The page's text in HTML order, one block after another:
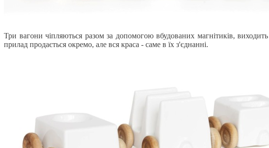
Три вагони чіпляються разом за допомогою вбудованих магнітиків,
прилад продається окремо, але вся краса - саме в їх з'єднанні.